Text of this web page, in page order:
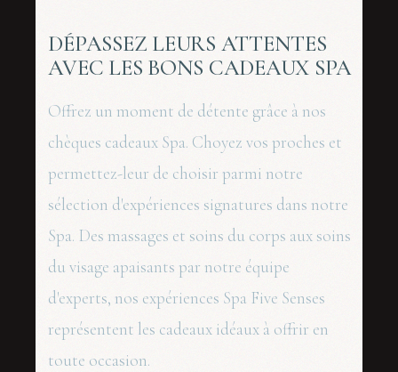
DÉPASSEZ LEURS ATTENTES
AVEC LES BONS CADEAUX SPA
Offrez un moment de détente grâce à nos
chèques cadeaux Spa. Choyez vos proches et
permettez-leur de choisir parmi notre
sélection d'expériences signatures dans notre
Spa. Des massages et soins du corps aux soins
du visage apaisants par notre équipe
d'experts, nos expériences Spa Five Senses
représentent les cadeaux idéaux à offrir en
toute occasion.